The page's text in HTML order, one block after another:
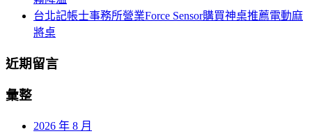
台北記帳士事務所營業Force Sensor購買神桌推薦電動麻
將桌
近期留言
彙整
2026 年 8 月